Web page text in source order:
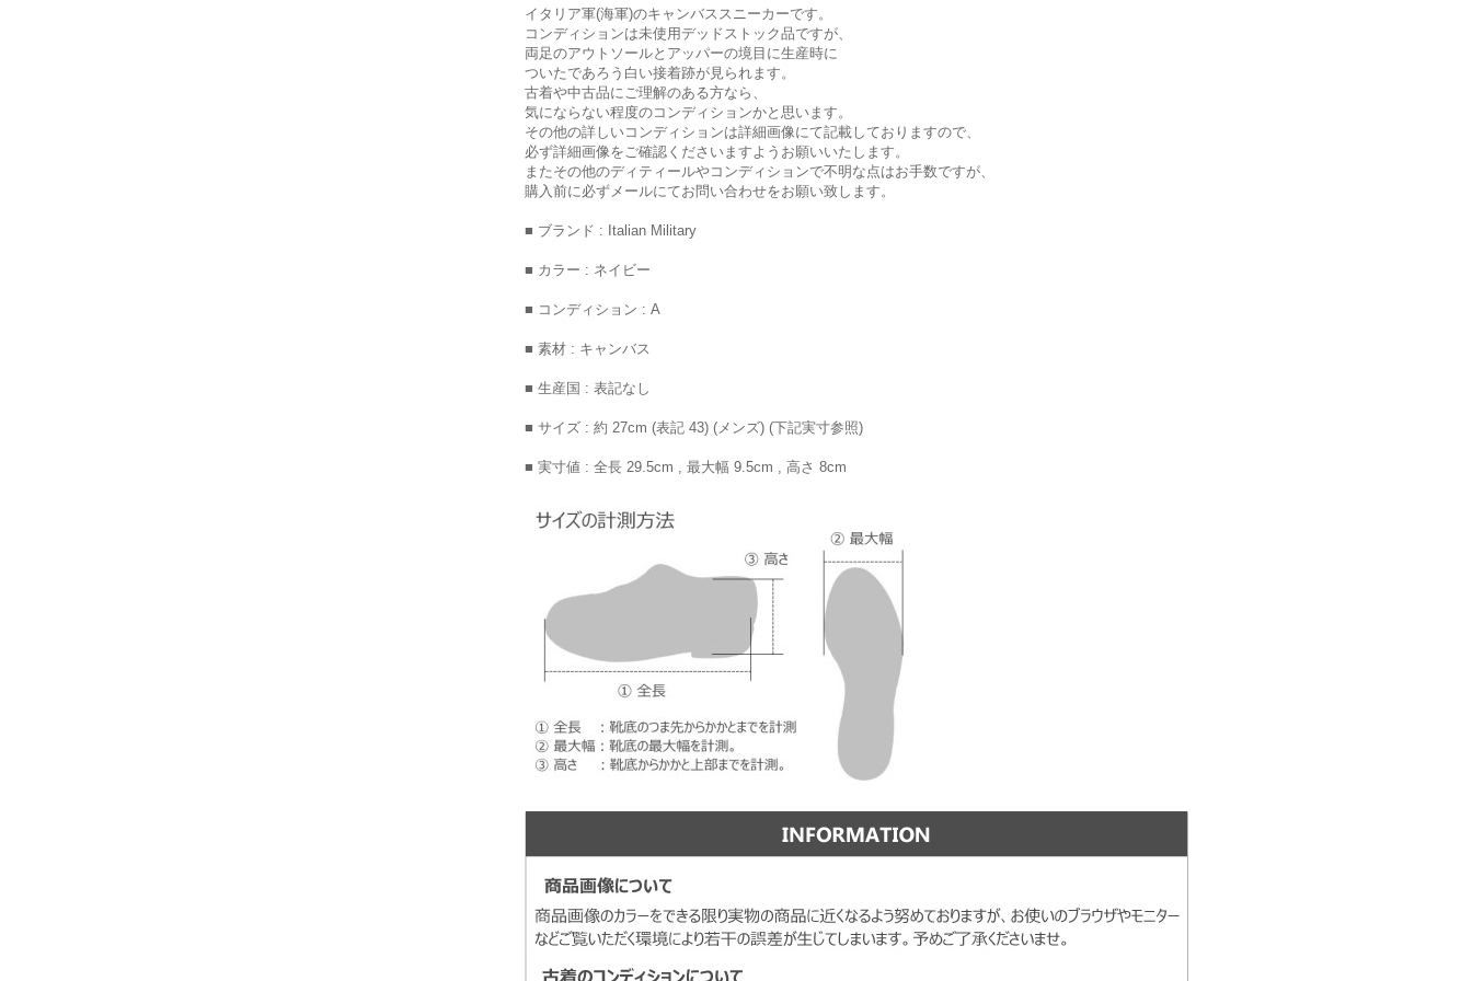
イタリア軍(海軍)のキャンバススニーカーです。
コンディションは未使用デッドストック品ですが、
両足のアウトソールとアッパーの境目に生産時に
ついたであろう白い接着跡が見られます。
古着や中古品にご理解のある方なら、
気にならない程度のコンディションかと思います。
その他の詳しいコンディションは詳細画像にて記載しておりますので、
必ず詳細画像をご確認くださいますようお願いいたします。
またその他のディティールやコンディションで不明な点はお手数ですが、
購入前に必ずメールにてお問い合わせをお願い致します。
■ ブランド : Italian Military
■ カラー : ネイビー
■ コンディション : A
■ 素材 : キャンバス
■ 生産国 : 表記なし
■ サイズ : 約 27cm (表記 43) (メンズ) (下記実寸参照)
■ 実寸値 : 全長 29.5cm , 最大幅 9.5cm , 高さ 8cm